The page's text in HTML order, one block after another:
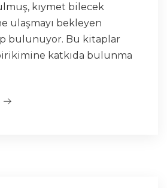
kıymet bilecek
ulaşmayı bekleyen
bulunuyor. Bu kitaplar
katkıda bulunma